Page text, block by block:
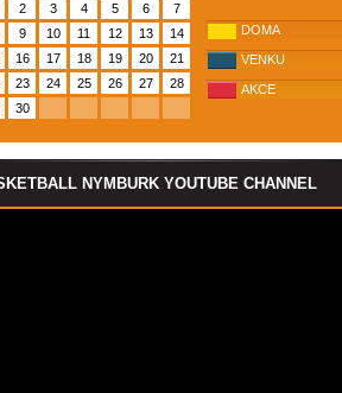
DOMA
VENKU
AKCE
2 3 4 5 6
7
9 10 11 12 13
14
16 17 18 19 20
21
23 24 25 26 27
28
30
NYMBURK YOUTUBE CHANNEL